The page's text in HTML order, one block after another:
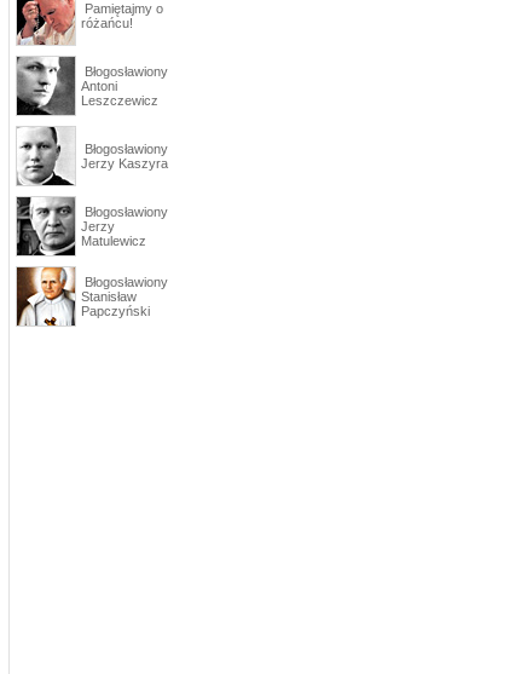
Pamiętajmy o
różańcu!
Błogosławiony
Antoni
Leszczewicz
Błogosławiony
Jerzy Kaszyra
Błogosławiony
Jerzy
Matulewicz
Błogosławiony
Stanisław
Papczyński